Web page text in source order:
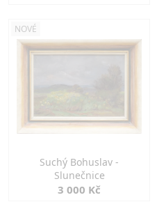
NOVÉ
Suchý Bohuslav -
Slunečnice
3 000 Kč